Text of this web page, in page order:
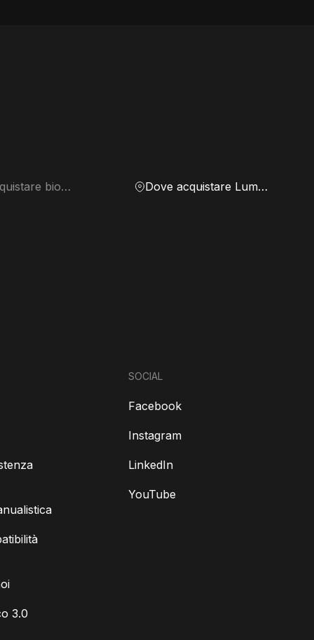
Dove acquistare biomassa Dove acquistare Lumen
3.0
SOCIAL
Facebook
Instagram
LinkedIn
YouTube